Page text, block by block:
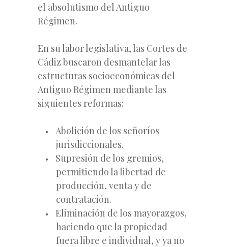
el absolutismo del Antiguo
Régimen.
En su labor legislativa, las Cortes de
Cádiz buscaron desmantelar las
estructuras socioeconómicas del
Antiguo Régimen mediante las
siguientes reformas:
Abolición de los señoríos
jurisdiccionales.
Supresión de los gremios,
permitiendo la libertad de
producción, venta y de
contratación.
Eliminación de los mayorazgos,
haciendo que la propiedad
fuera libre e individual, y ya no